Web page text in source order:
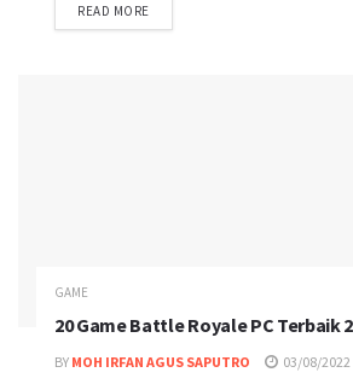
READ MOREDETAILS
GAME
20 Game Battle Royale PC Terbaik
BY MOH IRFAN AGUS SAPUTRO 03/08/2022